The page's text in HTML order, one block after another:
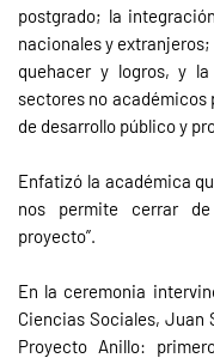
postgrado; la
nacionales y
quehacer y logros, y
sectores no académicos
de desarrollo público y
Enfatizó la académica
nos permite cerrar
proyecto”.
En la ceremonia
Ciencias Sociales, Juan
Proyecto Anillo: